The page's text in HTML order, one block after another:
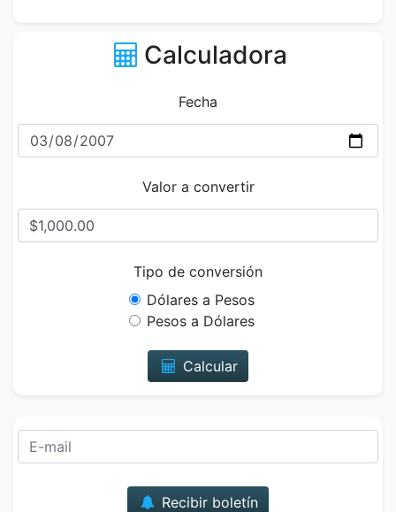
Calculadora
Fecha
Valor a convertir
Tipo de conversión
Dólares a Pesos
Pesos a Dólares
Calcular
Recibir boletín